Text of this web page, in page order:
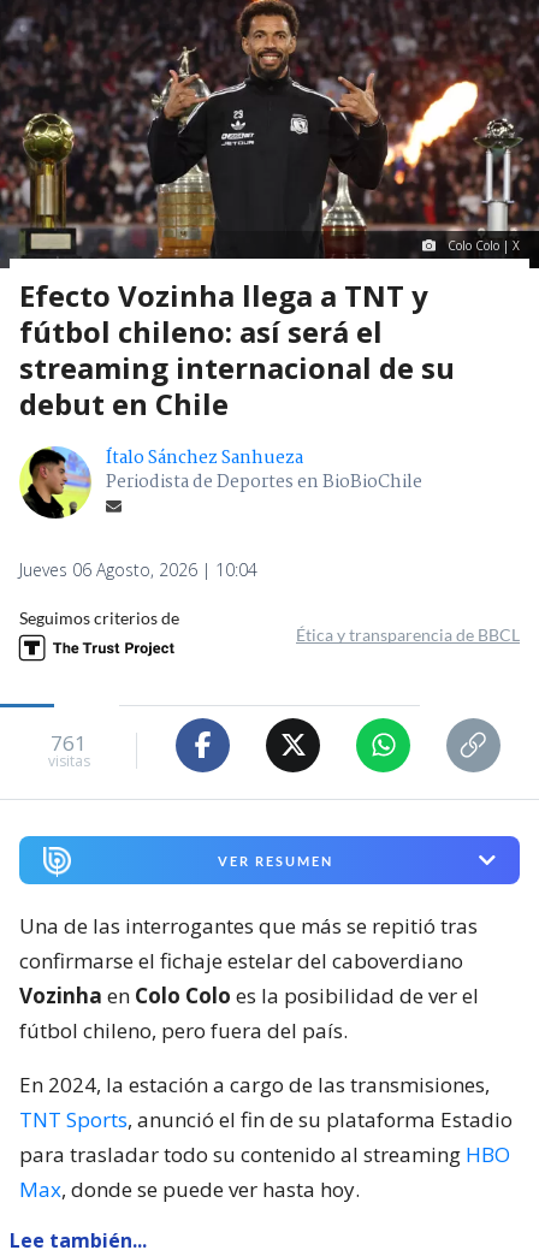
Colo Colo | X
Efecto Vozinha llega a TNT y
fútbol chileno: así será el
streaming internacional de su
debut en Chile
Ítalo Sánchez Sanhueza
Periodista de Deportes en BioBioChile
Jueves 06 Agosto, 2026 | 10:04
Seguimos criterios de
Ética y transparencia de BBCL
761
visitas
VER RESUMEN
Una de las interrogantes que más se repitió tras
confirmarse el fichaje estelar del caboverdiano
Vozinha en Colo Colo es la posibilidad de ver el
fútbol chileno, pero fuera del país.
En 2024, la estación a cargo de las transmisiones,
TNT Sports, anunció el fin de su plataforma Estadio
para trasladar todo su contenido al streaming HBO
Max, donde se puede ver hasta hoy.
Lee también...